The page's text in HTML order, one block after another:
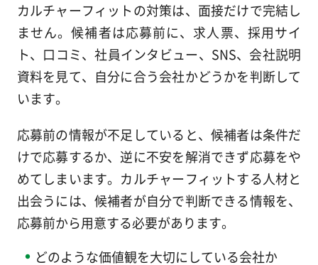
カルチャーフィットの対策は、面接だけで完結し
ません。候補者は応募前に、求人票、採用サイ
ト、口コミ、社員インタビュー、SNS、会社説明
資料を見て、自分に合う会社かどうかを判断して
います。
応募前の情報が不足していると、候補者は条件だ
けで応募するか、逆に不安を解消できず応募をや
めてしまいます。カルチャーフィットする人材と
出会うには、候補者が自分で判断できる情報を、
応募前から用意する必要があります。
どのような価値観を大切にしている会社か